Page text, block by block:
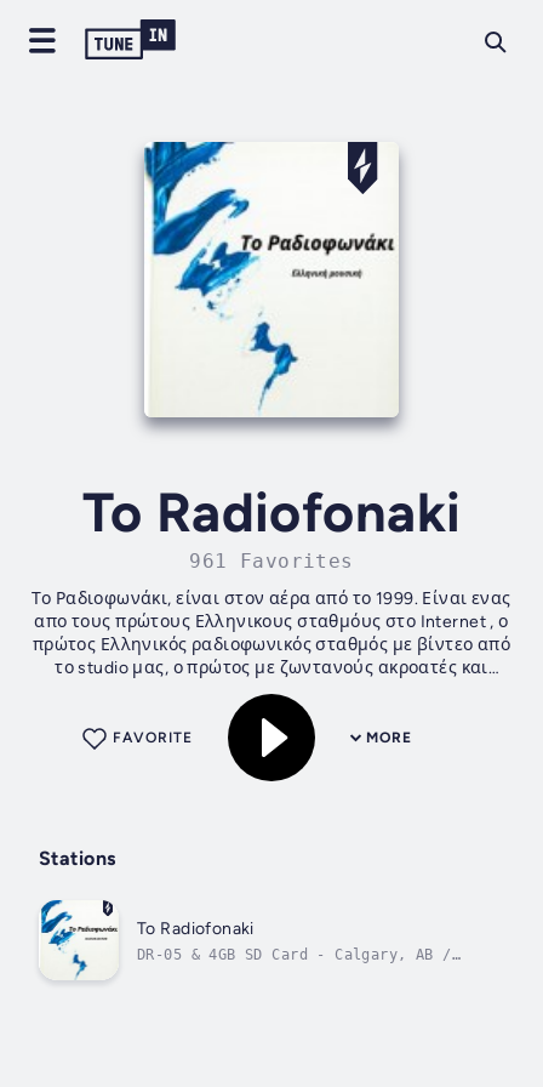
To Radiofonaki
961 Favorites
Το Ραδιοφωνάκι, είναι στον αέρα από το 1999. Είναι ενας
απο τους πρώτους Ελληνικους σταθμόυς στο Internet , ο
πρώτος Ελληνικός ραδιοφωνικός σταθμός με βίντεο από
το studio μας, ο πρώτος με ζωντανούς ακροατές και
συνέντευξης διαμεσου Skype/internet, ο...
MORE
FAVORITE
Stations
To Radiofonaki
DR‐05 & 4GB SD Card - Calgary, AB /